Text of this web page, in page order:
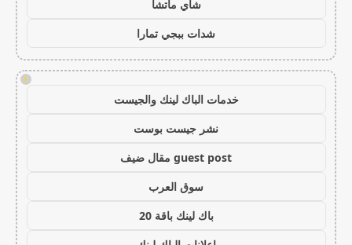
شاي ماتشا
شدات ببجي تمارا
!
خدمات الباك لينك والجيست
نشر جيست بوست
guest post مقال ضيف
سوق العرب
باك لينك باقة 20